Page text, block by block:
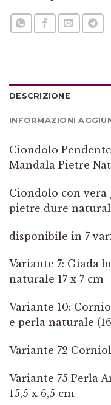
DESCRIZIONE
INFORMAZIONI
Ciondolo
Mandala Pietre
Ciondolo con vera
pietre dure
disponibile in 7
Variante 7: Giada
naturale 17 x 7 cm
Variante 10:
e perla naturale
Variante 72
Variante 75 Perla
15,5 x 6,5 cm